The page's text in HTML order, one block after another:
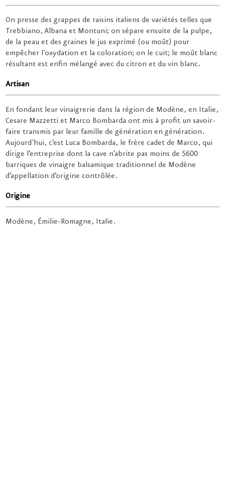
On presse des grappes de raisins italiens de variétés telles que
Trebbiano, Albana et Montuni; on sépare ensuite de la pulpe,
de la peau et des graines le jus exprimé (ou moût) pour
empêcher l'oxydation et la coloration; on le cuit; le moût blanc
résultant est enfin mélangé avec du citron et du vin blanc.
Artisan
En fondant leur vinaigrerie dans la région de Modène, en Italie,
Cesare Mazzetti et Marco Bombarda ont mis à profit un savoir-
faire transmis par leur famille de génération en génération.
Aujourd'hui, c’est Luca Bombarda, le frère cadet de Marco, qui
dirige l’entreprise dont la cave n'abrite pas moins de 5600
barriques de vinaigre balsamique traditionnel de Modène
d’appellation d’origine contrôlée.
Origine
Modène, Émilie-Romagne, Italie.